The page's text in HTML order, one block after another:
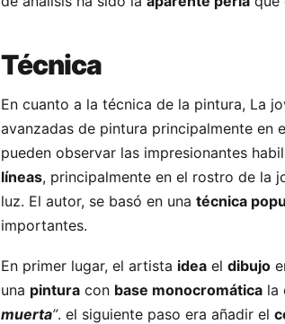
Técnica
En cuanto a la técnica de la pintura, La
avanzadas de pintura principalmente en
pueden observar las impresionantes
líneas, principalmente en el rostro de la
luz. El autor, se basó en una técnica
importantes.
En primer lugar, el artista idea el dibujo
una pintura con base monocromática la
muerta”. el siguiente paso era añadir el